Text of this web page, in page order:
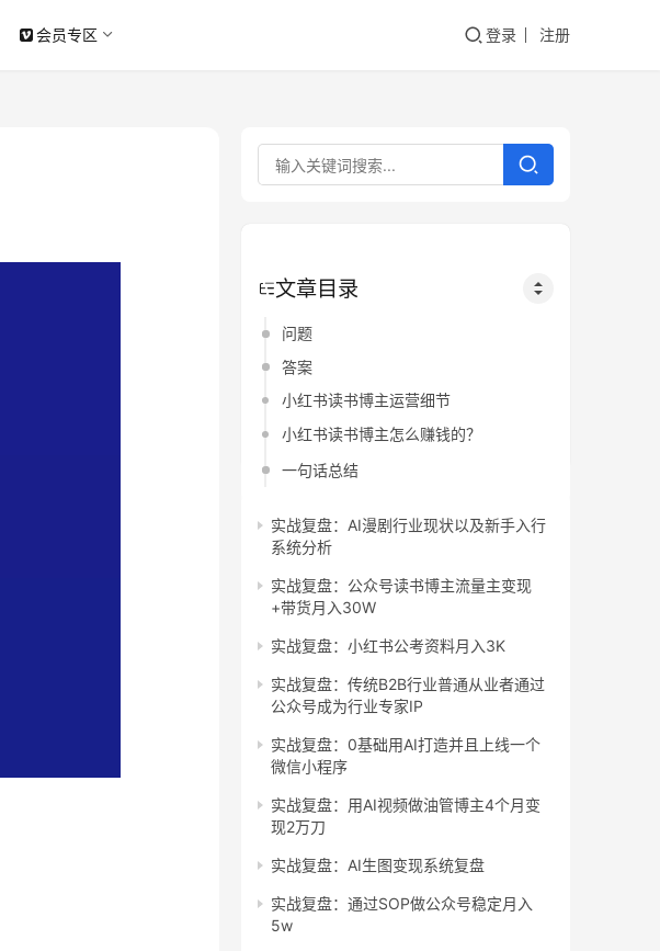
会员专区 登录 注册
文章目录
问题
答案
小红书读书博主运营细节
小红书读书博主怎么赚钱的？
一句话总结
实战复盘：AI漫剧行业现状以及新手入行
系统分析
实战复盘：公众号读书博主流量主变现
+带货月入30W
实战复盘：小红书公考资料月入3K
实战复盘：传统B2B行业普通从业者通过
公众号成为行业专家IP
实战复盘：0基础用AI打造并且上线一个
微信小程序
实战复盘：用AI视频做油管博主4个月变
现2万刀
实战复盘：AI生图变现系统复盘
实战复盘：通过SOP做公众号稳定月入
5w